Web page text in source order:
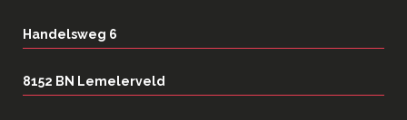
Handelsweg 6
8152 BN Lemelerveld